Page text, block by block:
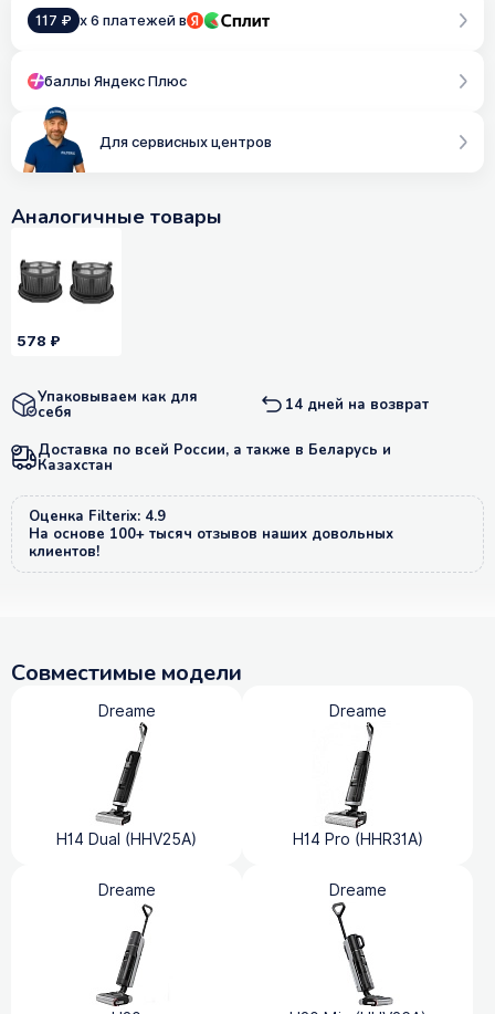
117 ₽ x 6 платежей в
баллы Яндекс Плюс
Для сервисных центров
Аналогичные товары
578 ₽
Упаковываем как для
себя 14 дней на возврат
Доставка по всей России, а также в Беларусь и
Казахстан
Оценка Filterix: 4.9
На основе 100+ тысяч отзывов наших довольных
клиентов!
Совместимые модели
Dreame
H14 Dual (HHV25A)
Dreame
H14 Pro (HHR31A)
Dreame Dreame